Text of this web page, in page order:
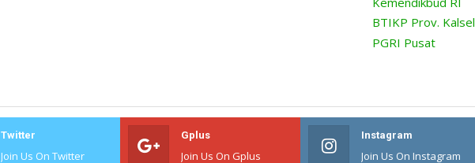
BTIKP Prov. Kalsel
PGRI Pusat
Twitter
Join Us On Twitter
Gplus
Join Us On Gplus
Instagram
Join Us On Instagram